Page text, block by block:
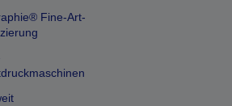
Fine-Art-